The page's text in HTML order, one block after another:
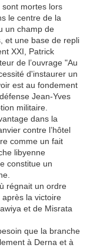
mortes lors
le centre de la
un champ de
et une base de repli
XXI, Patrick
de l’ouvrage "Au
d'instaurer un
est au fondement
Jean-Yves
militaire.
dans la
contre l’hôtel
comme un fait
libyenne
constitue un
régnait un ordre
après la victoire
et de Misrata
que la branche
à Derna et à